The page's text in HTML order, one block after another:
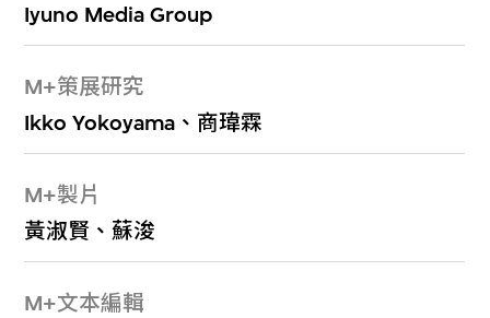
Iyuno Media Group
M+策展研究
Ikko Yokoyama、商瑋霖
M+製片
黃淑賢、蘇浚
M+文本編輯